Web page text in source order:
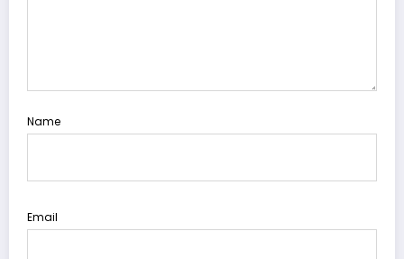
Name
Email